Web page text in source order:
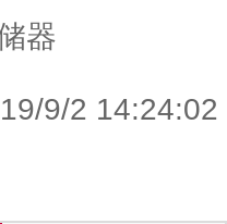
器
9/2 14:24:02